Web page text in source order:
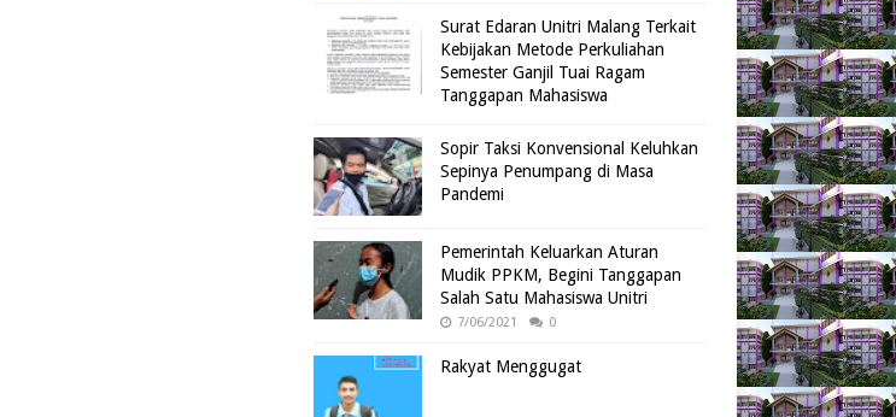
Surat Edaran Unitri Malang Terkait
Kebijakan Metode Perkuliahan
Semester Ganjil Tuai Ragam
Tanggapan Mahasiswa
Sopir Taksi Konvensional Keluhkan
Sepinya Penumpang di Masa
Pandemi
Pemerintah Keluarkan Aturan
Mudik PPKM, Begini Tanggapan
Salah Satu Mahasiswa Unitri
7/06/2021 0
Rakyat Menggugat